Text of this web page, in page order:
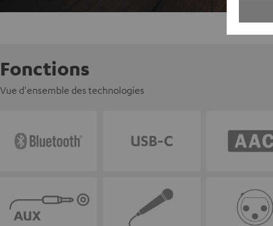
Fonctions
Vue d'ensemble des technologies